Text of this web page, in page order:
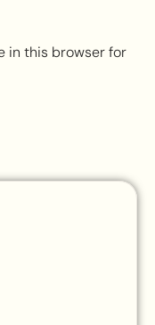
in this browser for